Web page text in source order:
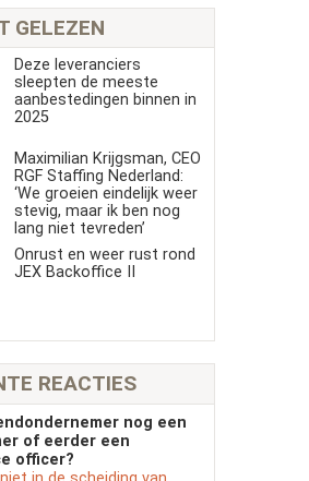
GELEZEN
Deze leveranciers
sleepten de meeste
aanbestedingen binnen in
2025
Maximilian Krijgsman, CEO
RGF Staffing Nederland:
‘We groeien eindelijk weer
stevig, maar ik ben nog
lang niet tevreden’
Onrust en weer rust rond
JEX Backoffice II
REACTIES
nog een
of eerder een
officer?